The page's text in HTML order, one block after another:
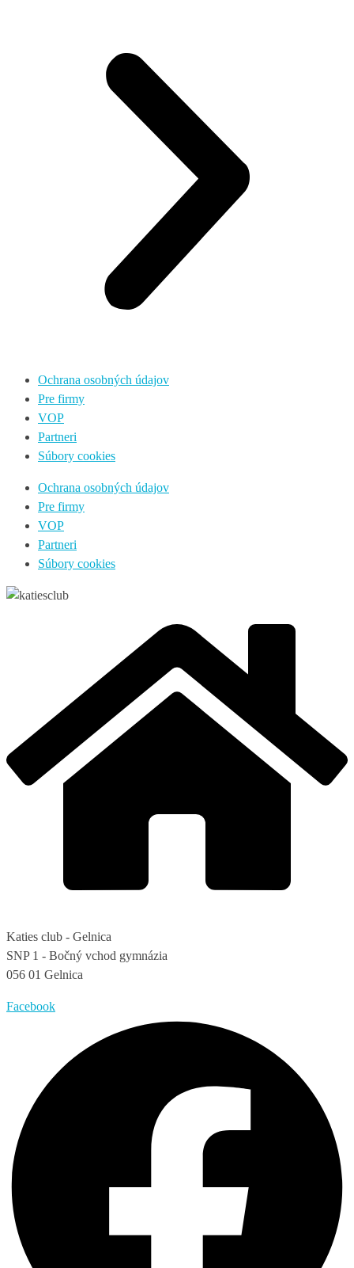
Ochrana osobných údajov
Pre firmy
VOP
Partneri
Súbory cookies
Ochrana osobných údajov
Pre firmy
VOP
Partneri
Súbory cookies
Katies club - Gelnica
SNP 1 - Bočný vchod gymnázia
056 01 Gelnica
Facebook